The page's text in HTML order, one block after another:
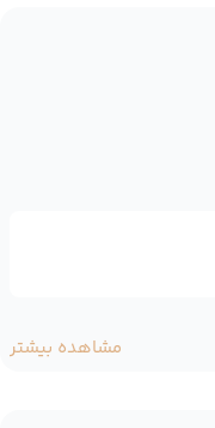
مشاهده بیشتر